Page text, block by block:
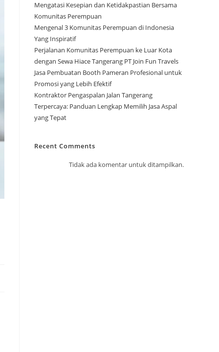
Mengatasi Kesepian dan Ketidakpastian Bersama
Komunitas Perempuan
Mengenal 3 Komunitas Perempuan di Indonesia
Yang Inspiratif
Perjalanan Komunitas Perempuan ke Luar Kota
dengan Sewa Hiace Tangerang PT Join Fun Travels
Jasa Pembuatan Booth Pameran Profesional untuk
Promosi yang Lebih Efektif
Kontraktor Pengaspalan Jalan Tangerang
Terpercaya: Panduan Lengkap Memilih Jasa Aspal
yang Tepat
Recent Comments
Tidak ada komentar untuk ditampilkan.